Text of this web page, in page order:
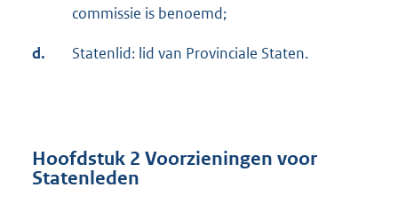
commissie is benoemd;
d. Statenlid: lid van Provinciale Staten.
Hoofdstuk 2 Voorzieningen voor
Statenleden